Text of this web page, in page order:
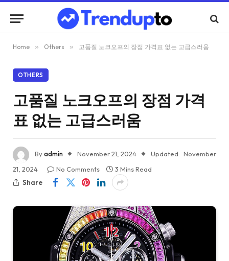
Home » Others » 고품질 노크오프의 장점 가격표 없는 고급스러움
OTHERS
고품질 노크오프의 장점 가격
표 없는 고급스러움
Byadmin November 21, 2024 Updated: November
21, 2024
No Comments
3 Mins Read
Share